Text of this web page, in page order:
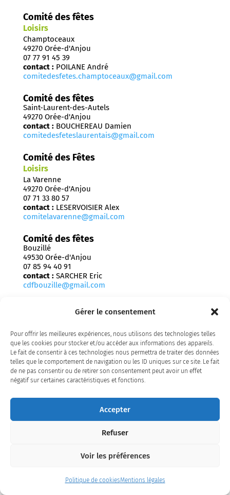
Gérer le consentement
Pour offrir les meilleures expériences, nous utilisons des technologies telles
que les cookies pour stocker et/ou accéder aux informations des appareils.
Le fait de consentir à ces technologies nous permettra de traiter des données
telles que le comportement de navigation ou les ID uniques sur ce site. Le fait
de ne pas consentir ou de retirer son consentement peut avoir un effet
négatif sur certaines caractéristiques et fonctions.
Accepter
Refuser
Voir les préférences
Politique de cookiesMentions légales
Comité des fêtes
Loisirs
Champtoceaux
49270 Orée-d'Anjou
07 77 91 45 39
contact : POILANE André
comitedesfetes.champtoceaux@gmail.com
Comité des fêtes
Saint-Laurent-des-Autels
49270 Orée-d'Anjou
contact : BOUCHEREAU Damien
comitedesfeteslaurentais@gmail.com
Comité des Fêtes
Loisirs
La Varenne
49270 Orée-d'Anjou
07 71 33 80 57
contact : LESERVOISIER Alex
comitelavarenne@gmail.com
Comité des fêtes
Bouzillé
49530 Orée-d'Anjou
07 85 94 40 91
contact : SARCHER Eric
cdfbouzille@gmail.com
Comité des fêtes
St-Sauveur-de-Landemont
06 13 40 43 60
contact :BOCHEREAU Grégoire
comitestsauveur@hotmail.com
Comité des fêtes
23 rue JFA Chenouard
EMERIAU Jocelin
comitedesfetes.drain@gmail.com
49530 Orée-d'Anjou